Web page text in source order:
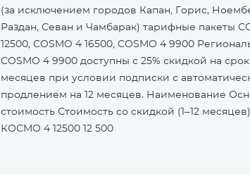
(за исключением городов Капан, Горис,
Раздан, Севан и Чамбарак) тарифные пакеты
12500, COSMO 4 16500, COSMO 4 9900
COSMO 4 9900 доступны с 25% скидкой на срок
месяцев при условии подписки с
продлением на 12 месяцев. Наименование Основная
стоимость Стоимость со скидкой (1–12 месяцев)
КОСМО 4 12500 12 500